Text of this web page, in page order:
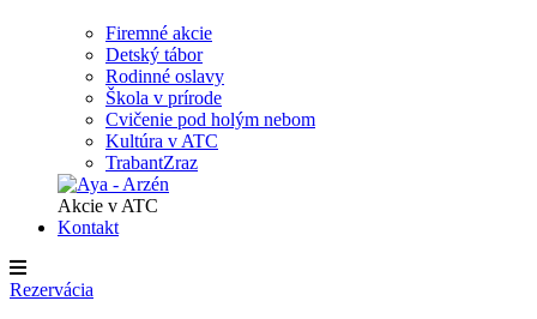
Firemné akcie
Detský tábor
Rodinné oslavy
Škola v prírode
Cvičenie pod holým nebom
Kultúra v ATC
TrabantZraz
Akcie v ATC
Kontakt
Rezervácia